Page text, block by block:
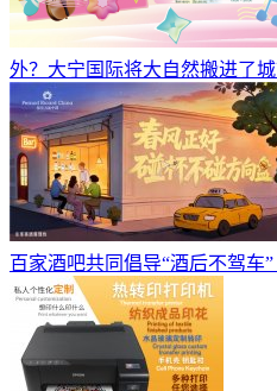
外？大宁国际将大自然搬进了
百家酒吧共同倡导“酒后不驾